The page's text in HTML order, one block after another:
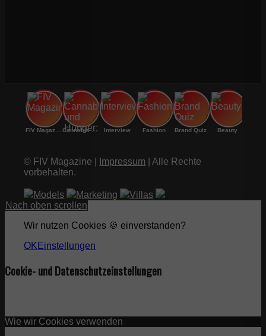
Cannabis und Hunger: Interview Fashion Brand Quiz Beauty
© FIV Magazine | Impressum | Alle Rechte
vorbehalten.
Models Marketing
Villas
Nach oben scrollen
Wir nutzen Cookies 🍪 einverstanden?
OK Einstellungen
Cookie- und Datenschutzeinstellungen
Wie wir Cookies verwenden